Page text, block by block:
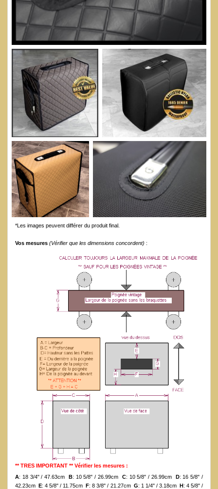
*Les images peuvent différer du produit final.
Vos mesures (Vérifier que les dimensions concordent) :
** TRES IMPORTANT ** Vérifier les mesures :
A: 18 3/4" / 47.63cm B: 10 5/8" / 26.99cm C: 10 5/8" / 26.99cm D: 16 5/8" /
42.23cmE: 4 5/8" / 11.75cmF: 8 3/8" / 21.27cm G: 1 1/4" / 3.18cm H: 4 5/8" /